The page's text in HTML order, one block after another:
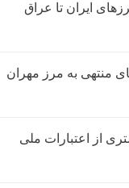
ایران تا عراق
منتهی به مرز مهران
از اعتبارات ملی